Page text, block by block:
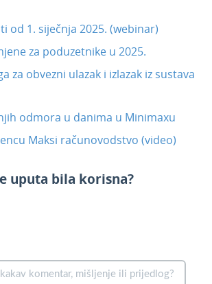
cijene na maloprodajnom
redak s gumbima funkcionalnosti
- obračun smanjenog poreza i
isplatnih lista putem e-pošte -
šifra namjene na nalogu za plaćanje
dobiti
2020.
od 1. siječnja 2025. (webinar)
za poduzetnike u 2025.
za obvezni ulazak i izlazak iz sustava
odmora u danima u Minimaxu
Maksi računovodstvo (video)
uputa bila korisna?